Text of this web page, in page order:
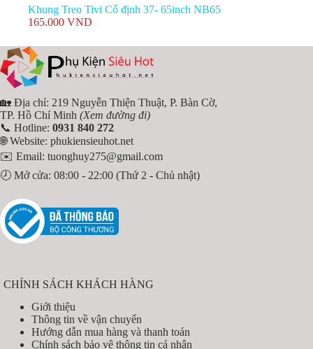
Khung Treo Tivi Cố định 37- 65inch NB65
165.000 VND
🏡 Địa chỉ: 219 Nguyễn Thiện Thuật, P. Bàn Cờ,
TP. Hồ Chí Minh (Xem đường đi)
📞 Hotline: 0931 840 272
🌐 Website: phukiensieuhot.net
✉️ Email: tuonghuy275@gmail.com
🕗 Mở cửa: 08:00 - 22:00 (Thứ 2 - Chủ nhật)
CHÍNH SÁCH KHÁCH HÀNG
Giới thiệu
Thông tin về vận chuyển
Hướng dẫn mua hàng và thanh toán
Chính sách bảo vệ thông tin cá nhân